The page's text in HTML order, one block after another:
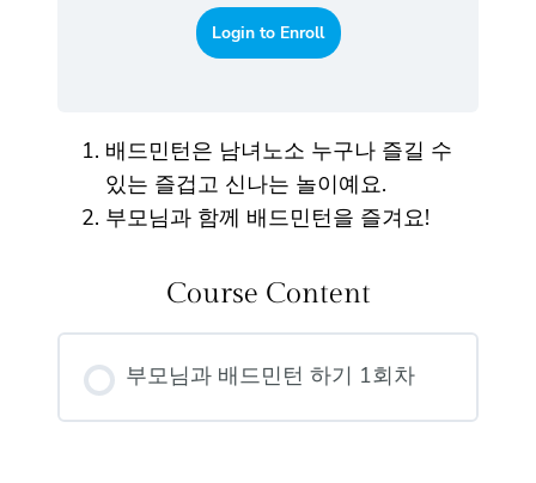
Login to Enroll
배드민턴은 남녀노소 누구나 즐길 수
있는 즐겁고 신나는 놀이예요.
부모님과 함께 배드민턴을 즐겨요!
Course Content
부모님과 배드민턴 하기 1회차